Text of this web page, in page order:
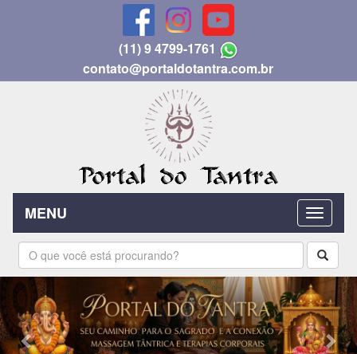
(11) 9 4799-1761
contato@portaldotantra.com.br
MENU
Previous